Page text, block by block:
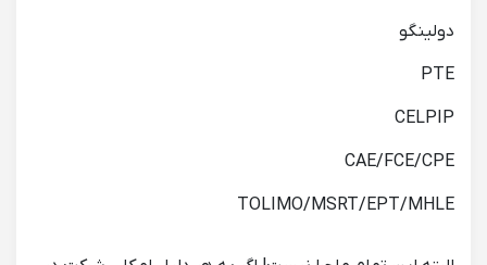
دولینگو
PTE
CELPIP
CAE/FCE/CPE
TOLIMO/MSRT/EPT/MHLE